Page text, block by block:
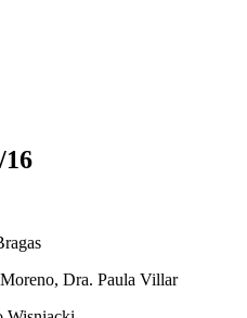
16
Dra. Paula Villar